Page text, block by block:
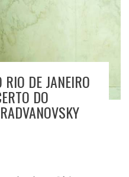
RIO DE JANEIRO
DO